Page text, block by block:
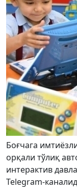
Боғчага
орқали тўлиқ
интерактив
Telegram-